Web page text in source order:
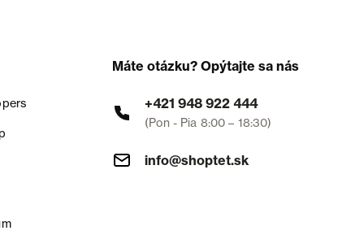
Máte otázku? Opýtajte sa nás
+421 948 922 444
(Pon - Pia 8:00 – 18:30)
info@shoptet.sk